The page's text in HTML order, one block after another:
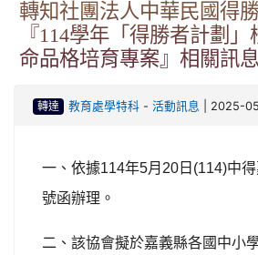
轉知社團法人中華民國得
『114學年「得勝者計劃
命品格培育專案』相關訊息
轉達 教育處學特科- 活動訊息 | 2025-
一、 依據114年5月20日(114)中
號函辦理。
二、 該協會擬於嘉義縣各國中小